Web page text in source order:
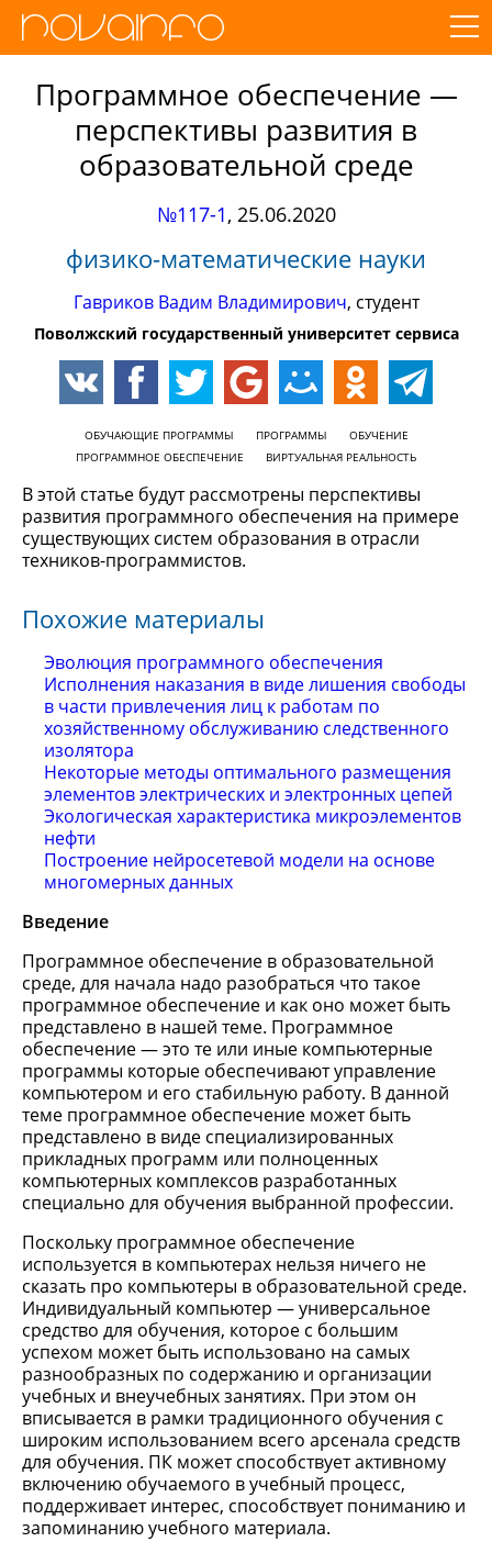
Программное обеспечение —
перспективы развития в
образовательной среде
№117-1, 25.06.2020
физико-математические науки
Гавриков Вадим Владимирович, студент
Поволжский государственный университет сервиса
ОБУЧАЮЩИЕ ПРОГРАММЫ ПРОГРАММЫ
ОБУЧЕНИЕ
ПРОГРАММНОЕ ОБЕСПЕЧЕНИЕ
ВИРТУАЛЬНАЯ РЕАЛЬНОСТЬ
В этой статье будут рассмотрены перспективы
развития программного обеспечения на примере
существующих систем образования в отрасли
техников-программистов.
Похожие материалы
Эволюция программного обеспечения
Исполнения наказания в виде лишения свободы
в части привлечения лиц к работам по
хозяйственному обслуживанию следственного
изолятора
Некоторые методы оптимального размещения
элементов электрических и электронных цепей
Экологическая характеристика микроэлементов
нефти
Построение нейросетевой модели на основе
многомерных данных
Введение
Программное обеспечение в образовательной
среде, для начала надо разобраться что такое
программное обеспечение и как оно может быть
представлено в нашей теме. Программное
обеспечение — это те или иные компьютерные
программы которые обеспечивают управление
компьютером и его стабильную работу. В данной
теме программное обеспечение может быть
представлено в виде специализированных
прикладных программ или полноценных
компьютерных комплексов разработанных
специально для обучения выбранной профессии.
Поскольку программное обеспечение
используется в компьютерах нельзя ничего не
сказать про компьютеры в образовательной среде.
Индивидуальный компьютер — универсальное
средство для обучения, которое с большим
успехом может быть использовано на самых
разнообразных по содержанию и организации
учебных и внеучебных занятиях. При этом он
вписывается в рамки традиционного обучения с
широким использованием всего арсенала средств
для обучения. ПК может способствует активному
включению обучаемого в учебный процесс,
поддерживает интерес, способствует пониманию и
запоминанию учебного материала.